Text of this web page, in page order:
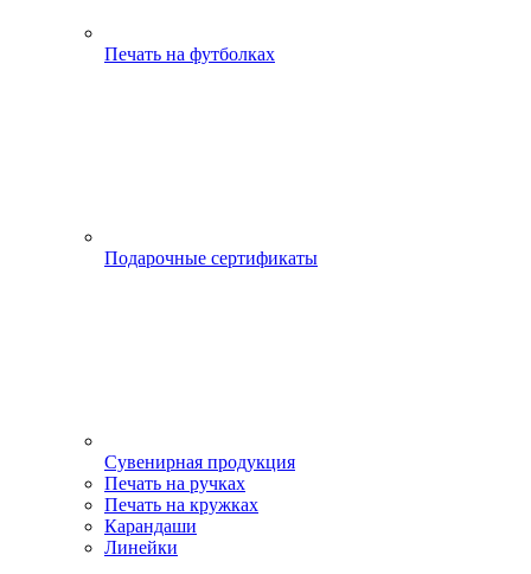
Печать на футболках
Подарочные сертификаты
Сувенирная продукция
Печать на ручках
Печать на кружках
Карандаши
Линейки